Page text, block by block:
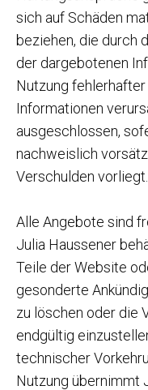
sich auf Schäden
beziehen, die durch
der dargebotenen
Nutzung
Informationen
ausgeschlossen,
nachweislich
Verschulden vorliegt.
Alle Angebote sind
Julia Haussener
Teile der Website
gesonderte
zu löschen oder die
endgültig
technischer
Nutzung übernimmt